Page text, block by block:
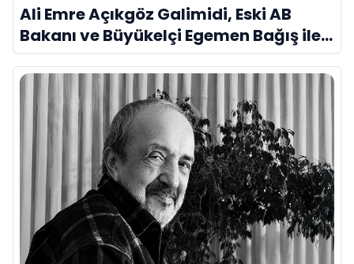
Ali Emre Açıkgöz Galimidi, Eski AB
Bakanı ve Büyükelçi Egemen Bağış ile
Bir Araya Geldi